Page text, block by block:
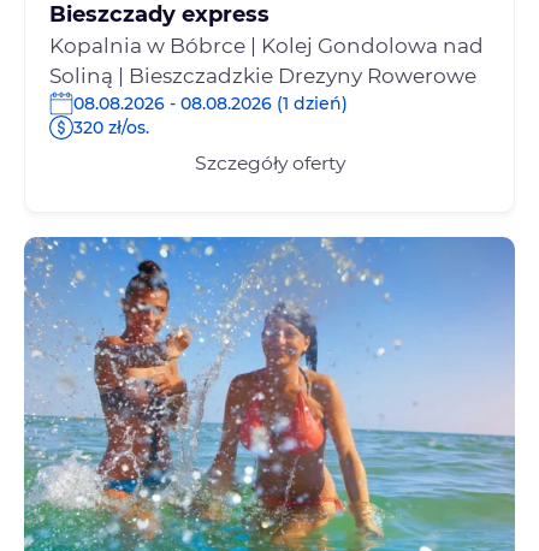
Bieszczady express
Kopalnia w Bóbrce | Kolej Gondolowa nad
Soliną | Bieszczadzkie Drezyny Rowerowe
08.08.2026 - 08.08.2026 (1 dzień)
320 zł/os.
Szczegóły oferty